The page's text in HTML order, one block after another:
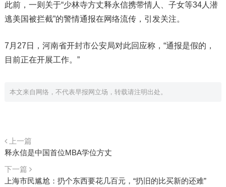
此前，一则关于“少林寺方丈释永信携带情人、子女等34人潜
逃美国被拦截”的警情通报在网络流传，引发关注。
7月27日，河南省开封市公安局对此回应称，“通报是假的，
目前正在开展工作。”
本文来自网络，不代表早报网立场，转载请注明出处。
上一篇
释永信是中国首位MBA学位方丈
下一篇
上海市民尴尬：扔个东西要花几百元，“扔旧的比买新的还难”